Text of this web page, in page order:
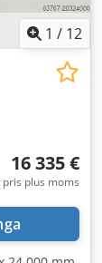
1 / 12
16 335 €
pris plus moms